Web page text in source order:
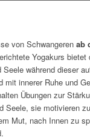
von Schwangerenab
Yogakurs bietet
während dieser
mit innerer Ruhe und
Übungen zur
Seele, sie motivieren
Mut, nach Innen zu